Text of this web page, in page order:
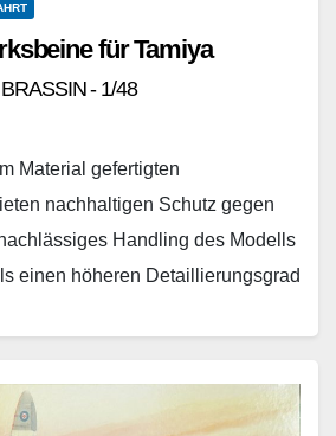
für Tamiya
- 1/48
Material gefertigten
nachhaltigen Schutz gegen
Handling des Modells
einen höheren Detaillierungsgrad